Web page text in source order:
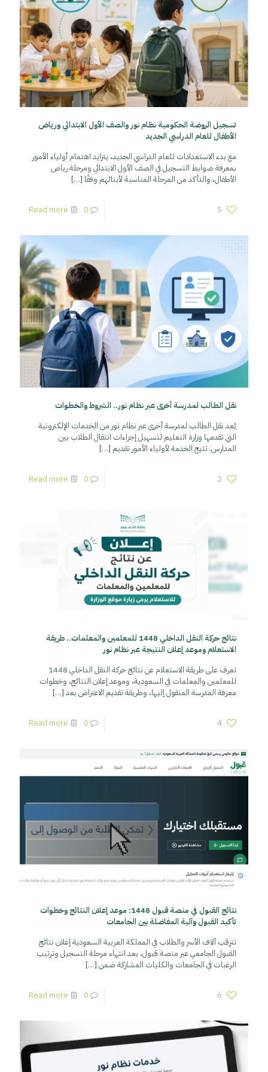
تسجيل الروضة الحكومية نظام نور والصف الأول الابتدائي ورياض
الأطفال للعام الدراسي الجديد
مع بدء الاستعدادات للعام الدراسي الجديد، يتزايد اهتمام أولياء الأمور
بمعرفة ضوابط التسجيل في الصف الأول الابتدائي ومرحلة رياض
الأطفال، والتأكد من المرحلة المناسبة لأبنائهم وفقًا […]
5
0
Read more
نقل الطالب لمدرسة أخرى عبر نظام نور.. الشروط والخطوات
يُعد نقل الطالب لمدرسة أخرى عبر نظام نور من الخدمات الإلكترونية
التي تقدمها وزارة التعليم لتسهيل إجراءات انتقال الطلاب بين
المدارس. تتيح الخدمة لأولياء الأمور تقديم […]
2
0
Read more
نتائج حركة النقل الداخلي 1448 للمعلمين والمعلمات.. طريقة
الاستعلام وموعد إعلان النتيجة عبر نظام نور
تعرف على طريقة الاستعلام عن نتائج حركة النقل الداخلي 1448
للمعلمين والمعلمات في السعودية، وموعد إعلان النتائج، وخطوات
معرفة المدرسة المنقول إليها، وطريقة تقديم الاعتراض بعد […]
4
0
Read more
نتائج القبول في منصة قبول 1448: موعد إعلان النتائج وخطوات
تأكيد القبول وآلية المفاضلة بين الجامعات
تترقب آلاف الأسر والطلاب في المملكة العربية السعودية إعلان نتائج
القبول الجامعي عبر منصة قبول، بعد انتهاء مرحلة التسجيل وترتيب
الرغبات في الجامعات والكليات المشاركة ضمن […]
6
0
Read more